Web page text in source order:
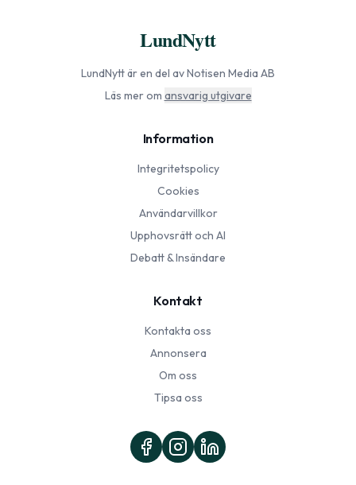
LundNytt
LundNyttär en del av Notisen Media AB
Läs mer om ansvarig utgivare
Information
Integritetspolicy
Cookies
Användarvillkor
Upphovsrätt och AI
Debatt & Insändare
Kontakt
Kontakta oss
Annonsera
Om oss
Tipsa oss